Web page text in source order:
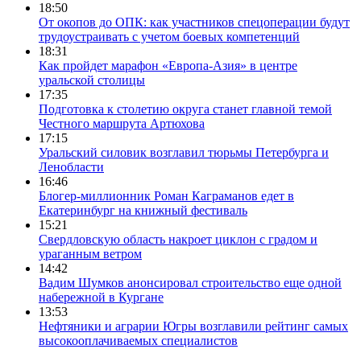
18:50
От окопов до ОПК: как участников спецоперации будут
трудоустраивать с учетом боевых компетенций
18:31
Как пройдет марафон «Европа-Азия» в центре
уральской столицы
17:35
Подготовка к столетию округа станет главной темой
Честного маршрута Артюхова
17:15
Уральский силовик возглавил тюрьмы Петербурга и
Ленобласти
16:46
Блогер-миллионник Роман Каграманов едет в
Екатеринбург на книжный фестиваль
15:21
Свердловскую область накроет циклон с градом и
ураганным ветром
14:42
Вадим Шумков анонсировал строительство еще одной
набережной в Кургане
13:53
Нефтяники и аграрии Югры возглавили рейтинг самых
высокооплачиваемых специалистов